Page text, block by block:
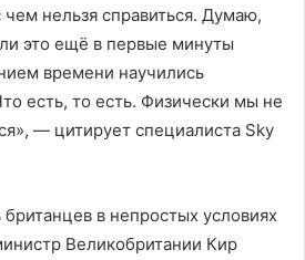
чем нельзя справиться. Думаю,
это ещё в первые минуты
времени научились
есть, то есть. Физически мы не
— цитирует специалиста Sky
в непростых условиях
Великобритании Кир